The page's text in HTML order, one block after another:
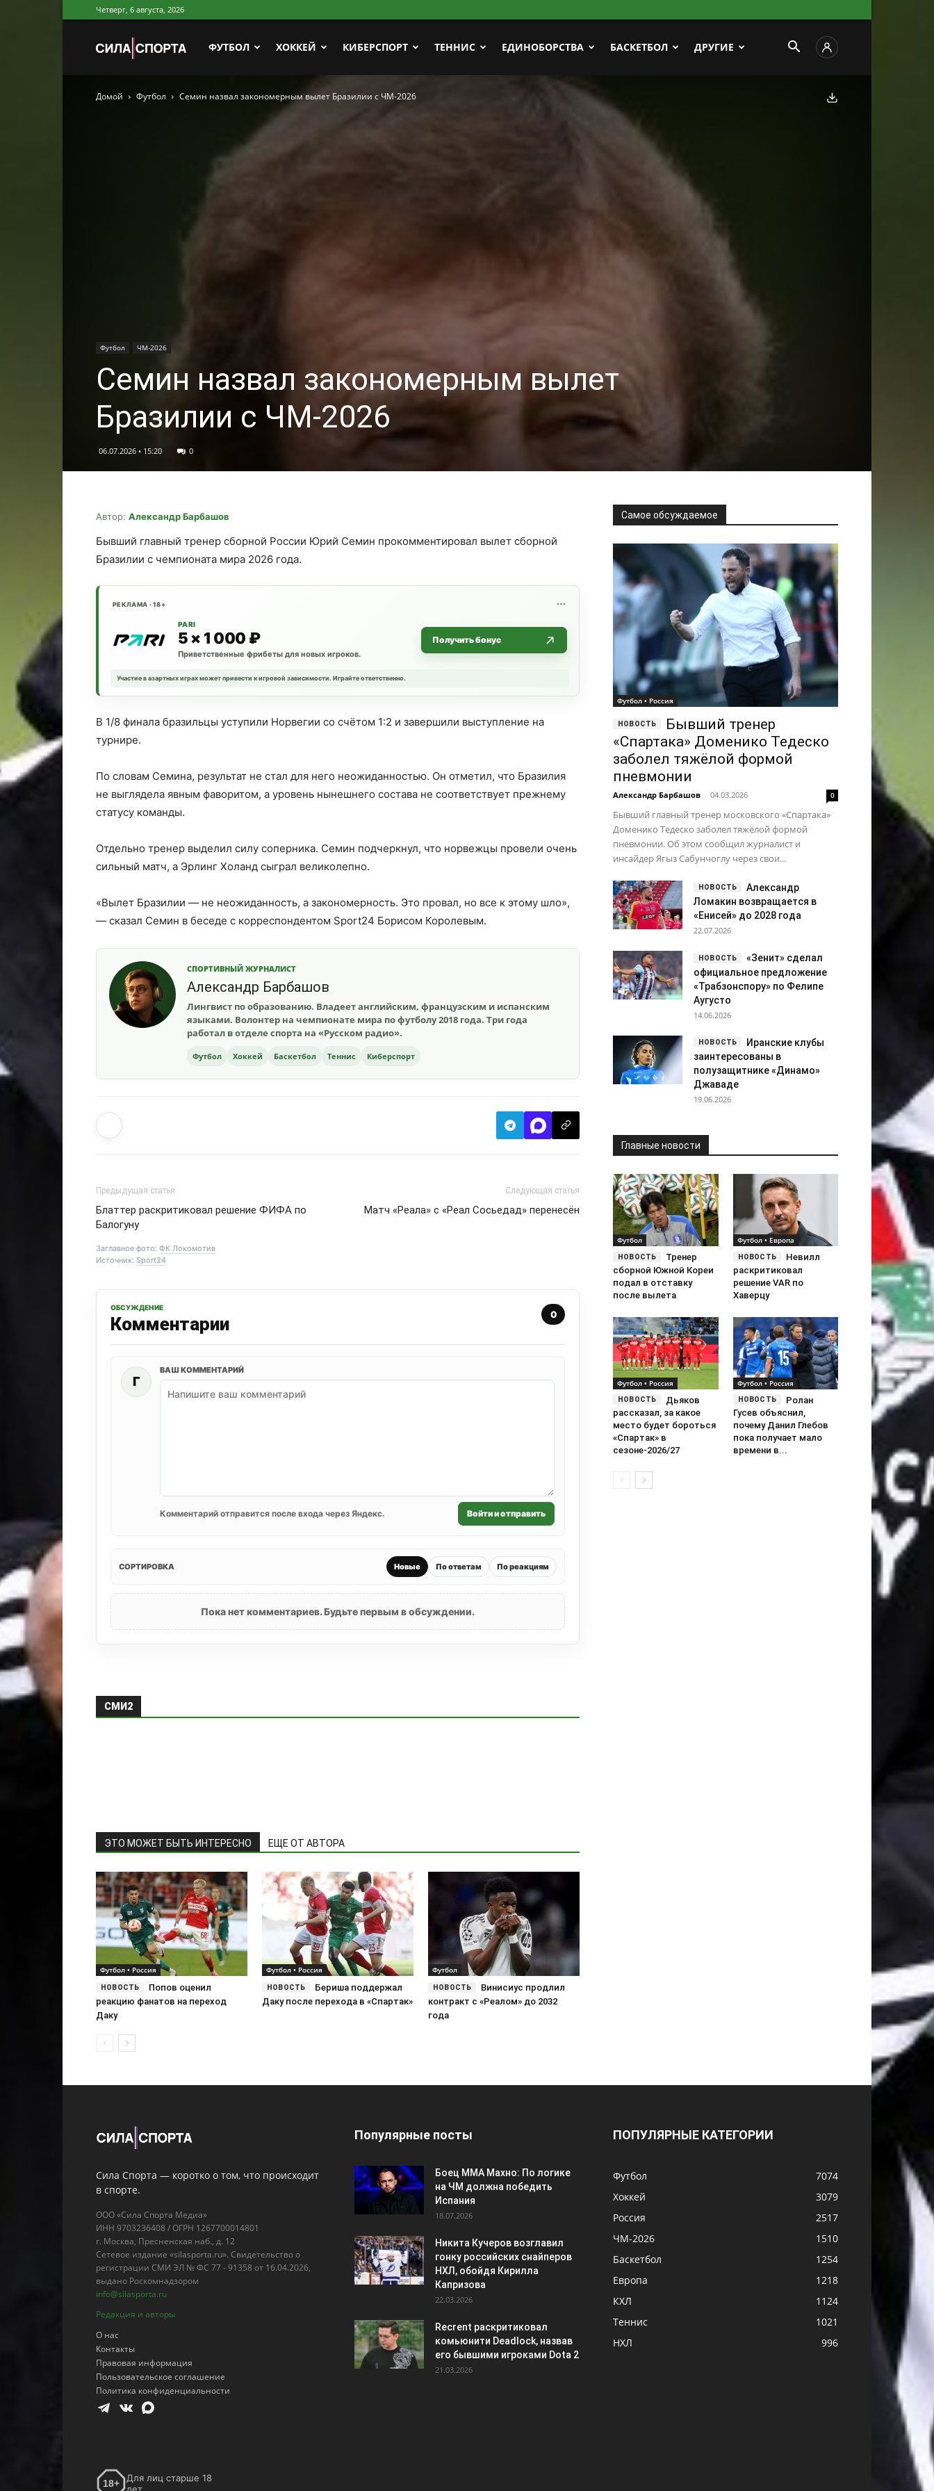
Четверг, 6 августа, 2026
Сила
Спорта
ФУТБОЛ ХОККЕЙ КИБЕРСПОРТ ТЕННИС ЕДИНОБОРСТВА БАСКЕТБОЛ ДРУГИЕ
Домой Футбол Семин назвал закономерным вылет Бразилии с ЧМ-2026
Футбол ЧМ-2026
Семин назвал закономерным вылет
Бразилии с ЧМ-2026
06.07.2026 • 15:20 0
Скачать фото
Автор: Александр Барбашов
Бывший главный тренер сборной России Юрий Семин прокомментировал вылет сборной
Бразилии с чемпионата мира 2026 года.
РЕКЛАМА · 18+
PARI
5 × 1 000 ₽
Приветственные фрибеты для новых игроков.
Получить бонус
Участие в азартных играх может привести к игровой зависимости. Играйте ответственно.
В 1/8 финала бразильцы уступили Норвегии со счётом 1:2 и завершили выступление на
турнире.
По словам Семина, результат не стал для него неожиданностью. Он отметил, что Бразилия
не выглядела явным фаворитом, а уровень нынешнего состава не соответствует прежнему
статусу команды.
Отдельно тренер выделил силу соперника. Семин подчеркнул, что норвежцы провели очень
сильный матч, а Эрлинг Холанд сыграл великолепно.
«Вылет Бразилии — не неожиданность, а закономерность. Это провал, но все к этому шло»,
— сказал Семин в беседе с корреспондентом Sport24 Борисом Королевым.
СПОРТИВНЫЙ ЖУРНАЛИСТ
Александр Барбашов
Лингвист по образованию. Владеет английским, французским и испанским
языками. Волонтер на чемпионате мира по футболу 2018 года. Три года
работал в отделе спорта на «Русском радио».
Футбол Хоккей Баскетбол Теннис Киберспорт
Предыдущая статья
Блаттер раскритиковал решение ФИФА по
Балогуну
Следующая статья
Матч «Реала» с «Реал Сосьедад» перенесён
Заглавное фото: ФК Локомотив
Источник: Sport24
ОБСУЖДЕНИЕ
Комментарии 0
Г
ВАШ КОММЕНТАРИЙ
Комментарий отправится после входа через Яндекс. Войти и отправить
СОРТИРОВКА Новые По ответам По реакциям
Пока нет комментариев. Будьте первым в обсуждении.
СМИ2
ЭТО МОЖЕТ БЫТЬ ИНТЕРЕСНО ЕЩЕ ОТ АВТОРА
Футбол • Россия
Попов оценил
реакцию фанатов на переход
Даку
Футбол • Россия
Бериша поддержал
Даку после перехода в «Спартак»
Футбол
Винисиус продлил
контракт с «Реалом» до 2032
года
Самое обсуждаемое
Футбол • Россия
Бывший тренер
«Спартака» Доменико Тедеско
заболел тяжёлой формой
пневмонии
Александр Барбашов - 04.03.2026 0
Бывший главный тренер московского «Спартака»
Доменико Тедеско заболел тяжёлой формой
пневмонии. Об этом сообщил журналист и
инсайдер Ягыз Сабунчоглу через свои...
Александр
Ломакин возвращается в
«Енисей» до 2028 года
22.07.2026
«Зенит» сделал
официальное предложение
«Трабзонспору» по Фелипе
Аугусто
14.06.2026
Иранские клубы
заинтересованы в
полузащитнике «Динамо»
Джаваде
19.06.2026
Главные новости
Футбол
Тренер
сборной Южной Кореи
подал в отставку
после вылета
Футбол • Европа
Невилл
раскритиковал
решение VAR по
Хаверцу
Футбол • Россия
Дьяков
рассказал, за какое
место будет бороться
«Спартак» в
сезоне-2026/27
Футбол • Россия
Ролан
Гусев объяснил,
почему Данил Глебов
пока получает мало
времени в...
Сила Спорта — коротко о том, что происходит
в спорте.
ООО «Сила Спорта Медиа»
ИНН 9703236408 / ОГРН 1267700014801
г. Москва, Пресненская наб., д. 12
Сетевое издание «silasporta.ru». Свидетельство о
регистрации СМИ ЭЛ № ФС 77 - 91358 от 16.04.2026,
выдано Роскомнадзором
info@silasporta.ru
Редакция и авторы
О нас
Контакты
Правовая информация
Пользовательское соглашение
Политика конфиденциальности
18+
Для лиц старше 18
Популярные посты
Боец ММА Махно: По логике
на ЧМ должна победить
Испания
18.07.2026
Никита Кучеров возглавил
гонку российских снайперов
НХЛ, обойдя Кирилла
Капризова
22.03.2026
Recrent раскритиковал
комьюнити Deadlock, назвав
его бывшими игроками Dota 2
21.03.2026
ПОПУЛЯРНЫЕ КАТЕГОРИИ
Футбол
7074
Хоккей
3079
Россия
2517
ЧМ-2026
1510
Баскетбол
1254
Европа
1218
КХЛ
1124
Теннис
1021
НХЛ
996